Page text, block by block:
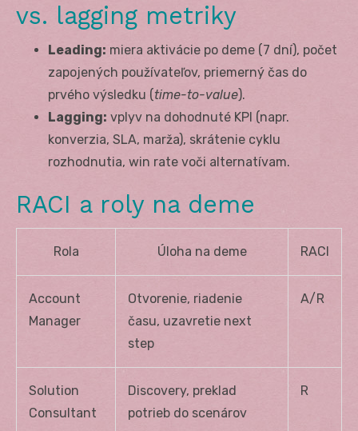
vs. lagging metriky
Leading: miera aktivácie po deme (7 dní), počet
zapojených používateľov, priemerný čas do
prvého výsledku (time-to-value).
Lagging: vplyv na dohodnuté KPI (napr.
konverzia, SLA, marža), skrátenie cyklu
rozhodnutia, win rate voči alternatívam.
RACI a roly na deme
Rola Úloha na deme RACI
Account
Manager
Otvorenie, riadenie
času, uzavretie next
step
A/R
Solution
Consultant
Discovery, preklad
potrieb do scenárov
R